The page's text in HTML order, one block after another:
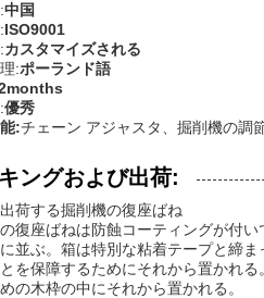
中国
ISO9001
カスタマイズされる
:ポーランド語
優秀
:チェーン アジャスタ、掘削機の調
ングおよび出荷:
荷する掘削機の復座ばね
復座ばねは防蝕コーティングが付
並ぶ。箱は特別な粘着テープと締
を保障するためにそれから置かれ
の木枠の中にそれから置かれる。